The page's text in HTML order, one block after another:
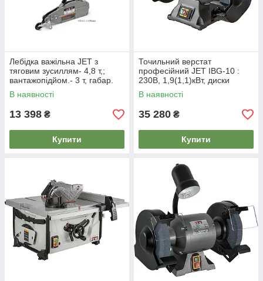
Лебідка важільна JET з
тяговим зусиллям- 4,8 т,;
вантажопідйом.- 3 т, габар.
розм.- 660х 325х 115 мм
В наявності
13 398 ₴
Купити
Точильний верстат
професійний JET IBG-10 :
230В, 1,9(1,1)кВт, диски
Ø250х25х (25,4/32)мм 1400
об/хв.
В наявності
35 280 ₴
Купити